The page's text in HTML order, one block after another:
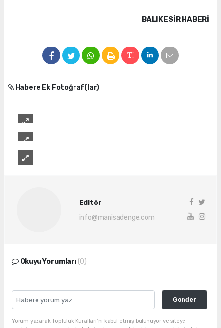
BALIKESIR HABERİ
Habere Ek Fotoğraf(lar)
Editör
info@manisadenge.com
Okuyu Yorumları (0)
Gonder
Yorum yazarak Topluluk Kuralları’nı kabul etmiş bulunuyor ve siteye